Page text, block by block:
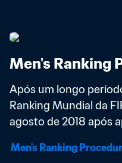
Men's Ranking
Após um longo
Ranking Mundial da
agosto de 2018 após
Men's Ranking